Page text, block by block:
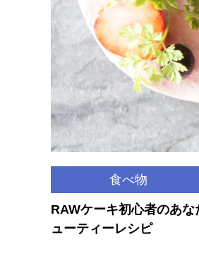
食べ物
RAWケーキ初心者のあ
ューティーレシピ